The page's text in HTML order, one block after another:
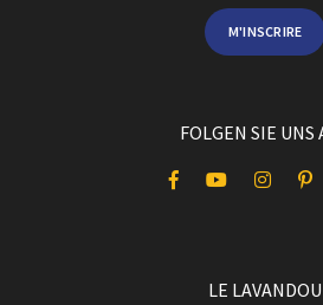
M'INSCRIRE
FOLGEN SIE UNS
LE LAVANDOU